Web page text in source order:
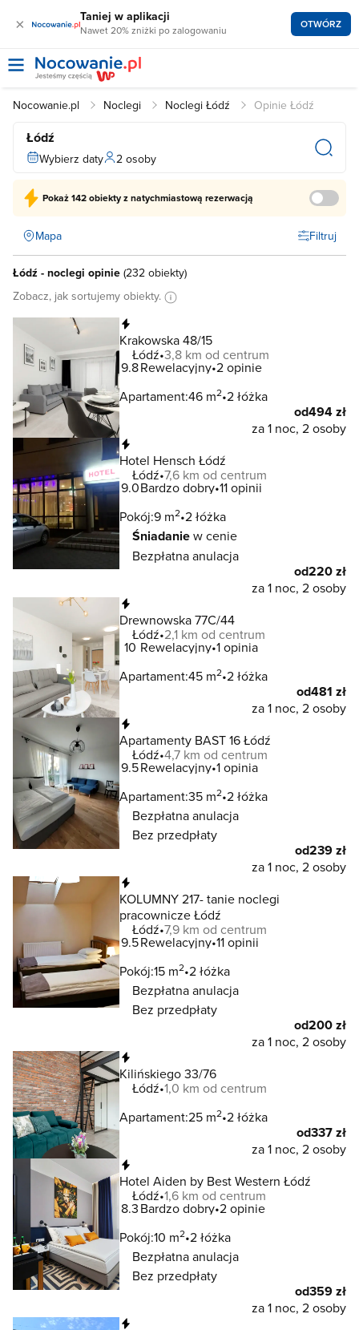
× Taniej w aplikacji
Nawet 20% zniżki po zalogowaniu OTWÓRZ
Nocowanie.pl Noclegi Noclegi Łódź Opinie Łódź
Łódź
Wybierz daty 2 osoby
Pokaż142 obiektyz natychmiastową rezerwacją
Mapa Filtruj
Łódź - noclegi opinie (232 obiekty)
Zobacz, jak sortujemy obiekty.
Krakowska 48/15
Łódź 3,8 km od centrum
9.8Rewelacyjny 2 opinie
Apartament:46 m2 2 łóżka
od494 zł
za 1 noc, 2 osoby
Hotel Hensch Łódź
Łódź 7,6 km od centrum
9.0Bardzo dobry 11 opinii
Pokój:9 m2 2 łóżka
Śniadaniew cenie
Bezpłatna anulacja
od220 zł
za 1 noc, 2 osoby
Drewnowska 77C/44
Łódź 2,1 km od centrum
10 Rewelacyjny 1 opinia
Apartament:45 m2 2 łóżka
od481 zł
za 1 noc, 2 osoby
Apartamenty BAST 16 Łódź
Łódź 4,7 km od centrum
9.5Rewelacyjny 1 opinia
Apartament:35 m2 2 łóżka
Bezpłatna anulacja
Bez przedpłaty
od239 zł
za 1 noc, 2 osoby
KOLUMNY 217- tanie noclegi
pracownicze Łódź
Łódź 7,9 km od centrum
9.5Rewelacyjny 11 opinii
Pokój:15 m2 2 łóżka
Bezpłatna anulacja
Bez przedpłaty
od200 zł
za 1 noc, 2 osoby
Kilińskiego 33/76
Łódź 1,0 km od centrum
Apartament:25 m2 2 łóżka
od337 zł
za 1 noc, 2 osoby
Hotel Aiden by Best Western Łódź
Łódź 1,6 km od centrum
8.3Bardzo dobry 2 opinie
Pokój:10 m2 2 łóżka
Bezpłatna anulacja
Bez przedpłaty
od359 zł
za 1 noc, 2 osoby